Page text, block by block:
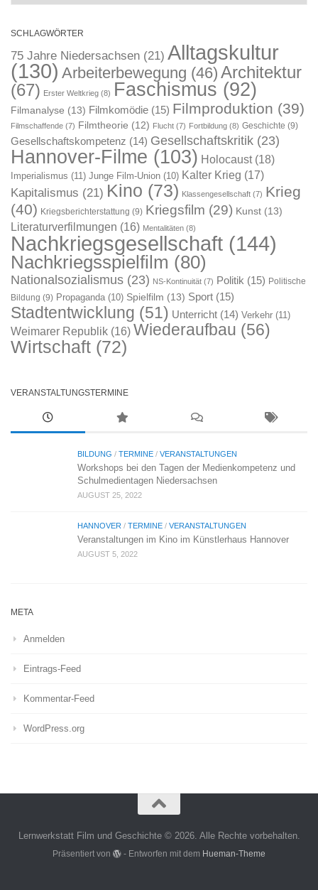
SCHLAGWÖRTER
75 Jahre Niedersachsen (21) Alltagskultur
(130) Arbeiterbewegung (46) Architektur
(67) Erster Weltkrieg (8) Faschismus (92)
Filmanalyse (13) Filmkomödie (15) Filmproduktion (39)
Filmschaffende (7) Filmtheorie (12) Flucht (7) Fortbildung (8) Geschichte (9)
Gesellschaftskompetenz (14) Gesellschaftskritik (23)
Hannover-Filme (103) Holocaust(18)
Imperialismus (11) Junge Film-Union (10) Kalter Krieg (17)
Kapitalismus (21) Kino (73) Klassengesellschaft (7) Krieg
(40) Kriegsberichterstattung (9) Kriegsfilm (29) Kunst (13)
Literaturverfilmungen (16) Mentalitäten (8)
Nachkriegsgesellschaft (144)
Nachkriegsspielfilm (80)
Nationalsozialismus (23) NS-Kontinuität (7) Politik (15) Politische
Bildung (9) Propaganda (10) Spielfilm (13) Sport (15)
Stadtentwicklung (51) Unterricht (14) Verkehr (11)
Weimarer Republik (16) Wiederaufbau (56)
Wirtschaft (72)
VERANSTALTUNGSTERMINE
BILDUNG / TERMINE / VERANSTALTUNGEN
Workshops bei den Tagen der Medienkompetenz und
Schulmedientagen Niedersachsen
AUGUST 25, 2022
HANNOVER / TERMINE / VERANSTALTUNGEN
Veranstaltungen im Kino im Künstlerhaus Hannover
AUGUST 5, 2022
META
Anmelden
Eintrags-Feed
Kommentar-Feed
WordPress.org
Lernwerkstatt Film und Geschichte © 2026. Alle Rechte vorbehalten.
Präsentiert von - Entworfen mit dem Hueman-Theme